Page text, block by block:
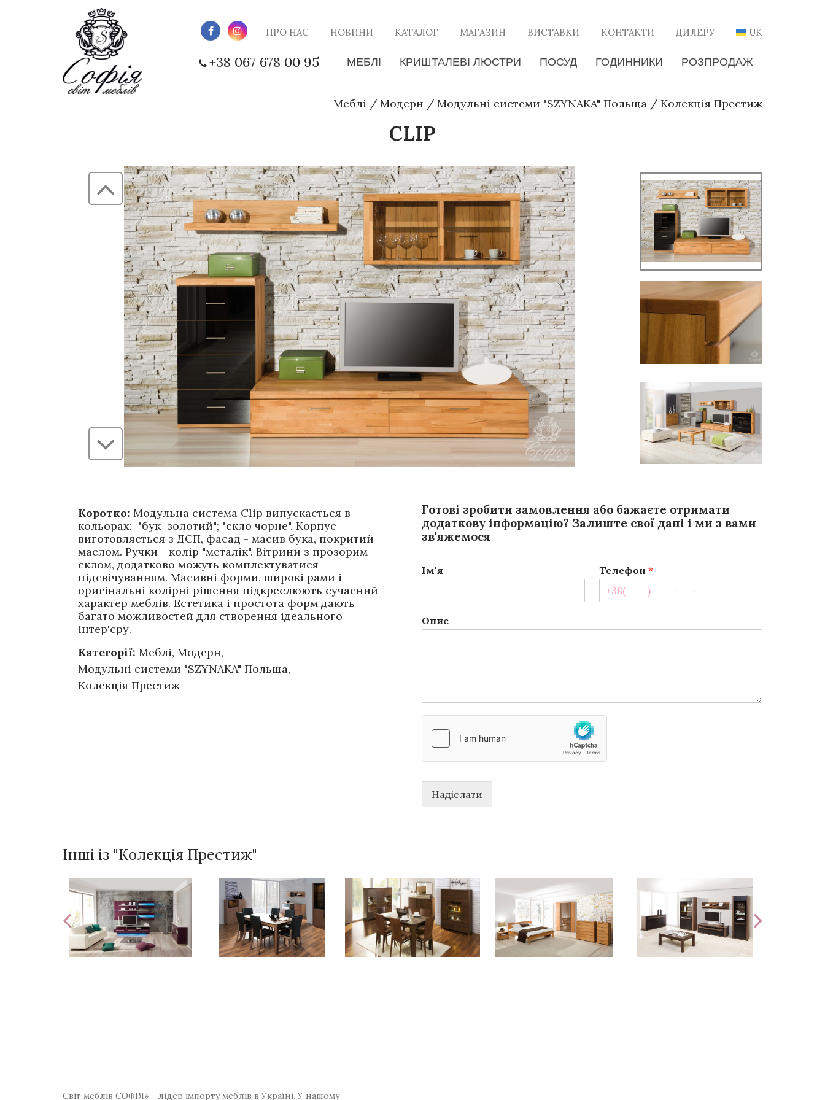
ПРО НАС НОВИНИ КАТАЛОГ МАГАЗИН ВИСТАВКИ КОНТАКТИ ДИЛЕРУ UK
+38 067 678 00 95 МЕБЛІ КРИШТАЛЕВІ ЛЮСТРИ ПОСУД ГОДИННИКИ РОЗПРОДАЖ
Меблі / Модерн / Модульні системи "SZYNAKA" Польща / Колекція Престиж
CLIP
Коротко: Модульна система Clip випускається в
кольорах: "бук золотий"; "скло чорне". Корпус
виготовляється з ДСП, фасад - масив бука, покритий
маслом. Ручки - колір "металік". Вітрини з прозорим
склом, додатково можуть комплектуватися
підсвічуванням. Масивні форми, широкі рами і
оригінальні колірні рішення підкреслюють сучасний
характер меблів. Естетика і простота форм дають
багато можливостей для створення ідеального
інтер'єру.
Категорії: Меблі, Модерн,
Модульні системи "SZYNAKA" Польща,
Колекція Престиж
Готові зробити замовлення або бажаєте отримати
додаткову інформацію? Залиште свої дані і ми з вами
зв'яжемося
Ім'я Телефон *
Опис
Надіслати
Інші із "Колекція Престиж"
Світ меблів СОФІЯ» - лідер імпорту меблів в Україні. У нашому